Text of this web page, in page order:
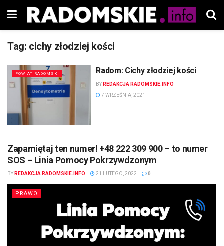
Tag: cichy złodziej kości
POWIAT RADOMSKI Radom: Cichy złodziej kości
BY REDAKCJA RADOMSKIE.INFO
7 WRZEŚNIA, 2021
Zapamiętaj ten numer! +48 222 309 900 – to numer
SOS – Linia Pomocy Pokrzywdzonym
BY REDAKCJA RADOMSKIE.INFO 21 LUTEGO, 2022 0
PRAWO